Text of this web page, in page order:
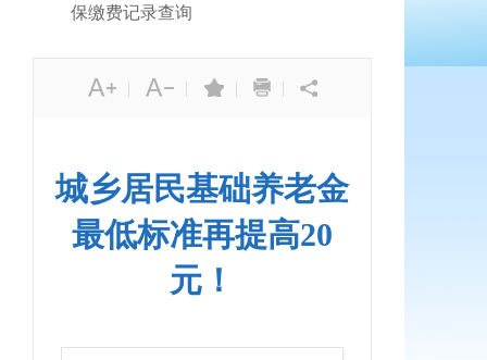
保缴费记录查询
| | | |
城乡居民基础养老金
最低标准再提高20
元！